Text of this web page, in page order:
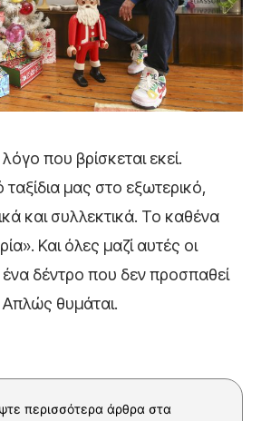
που βρίσκεται εκεί.
ταξίδια μας στο εξωτερικό,
και συλλεκτικά. Το καθένα
Και όλες μαζί αυτές οι
ένα δέντρο που δεν προσπαθεί
Απλώς θυμάται.
περισσότερα άρθρα στα